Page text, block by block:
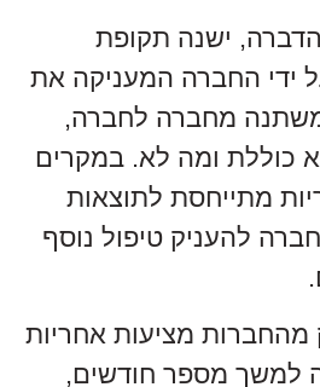
ישנה תקופת
ידי החברה המעניקה את
משתנה מחברה לחברה,
כוללת ומה לא. במקרים
מתייחסת לתוצאות
להעניק טיפול נוסף
מציעות אחריות
למשך מספר חודשים,